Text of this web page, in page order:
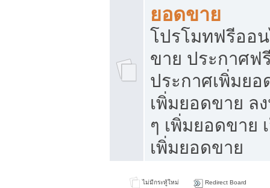
ยอดขาย
โปรโมทฟรีออ
ขาย ประกาศฟ
ประกาศเพิ่มย
เพิ่มยอดขาย ล
ๆ เพิ่มยอดขาย
เพิ่มยอดขาย
ไม่มีกระทู้ใหม่ Redirect Board